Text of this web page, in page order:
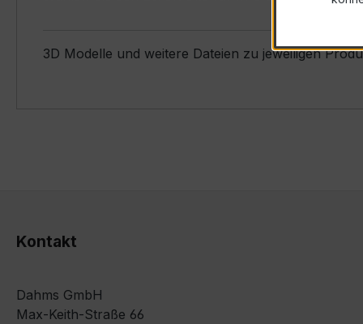
3D Modelle und weitere Dateien zu jeweiligen
Kontakt
Dahms GmbH
Max-Keith-Straße 66